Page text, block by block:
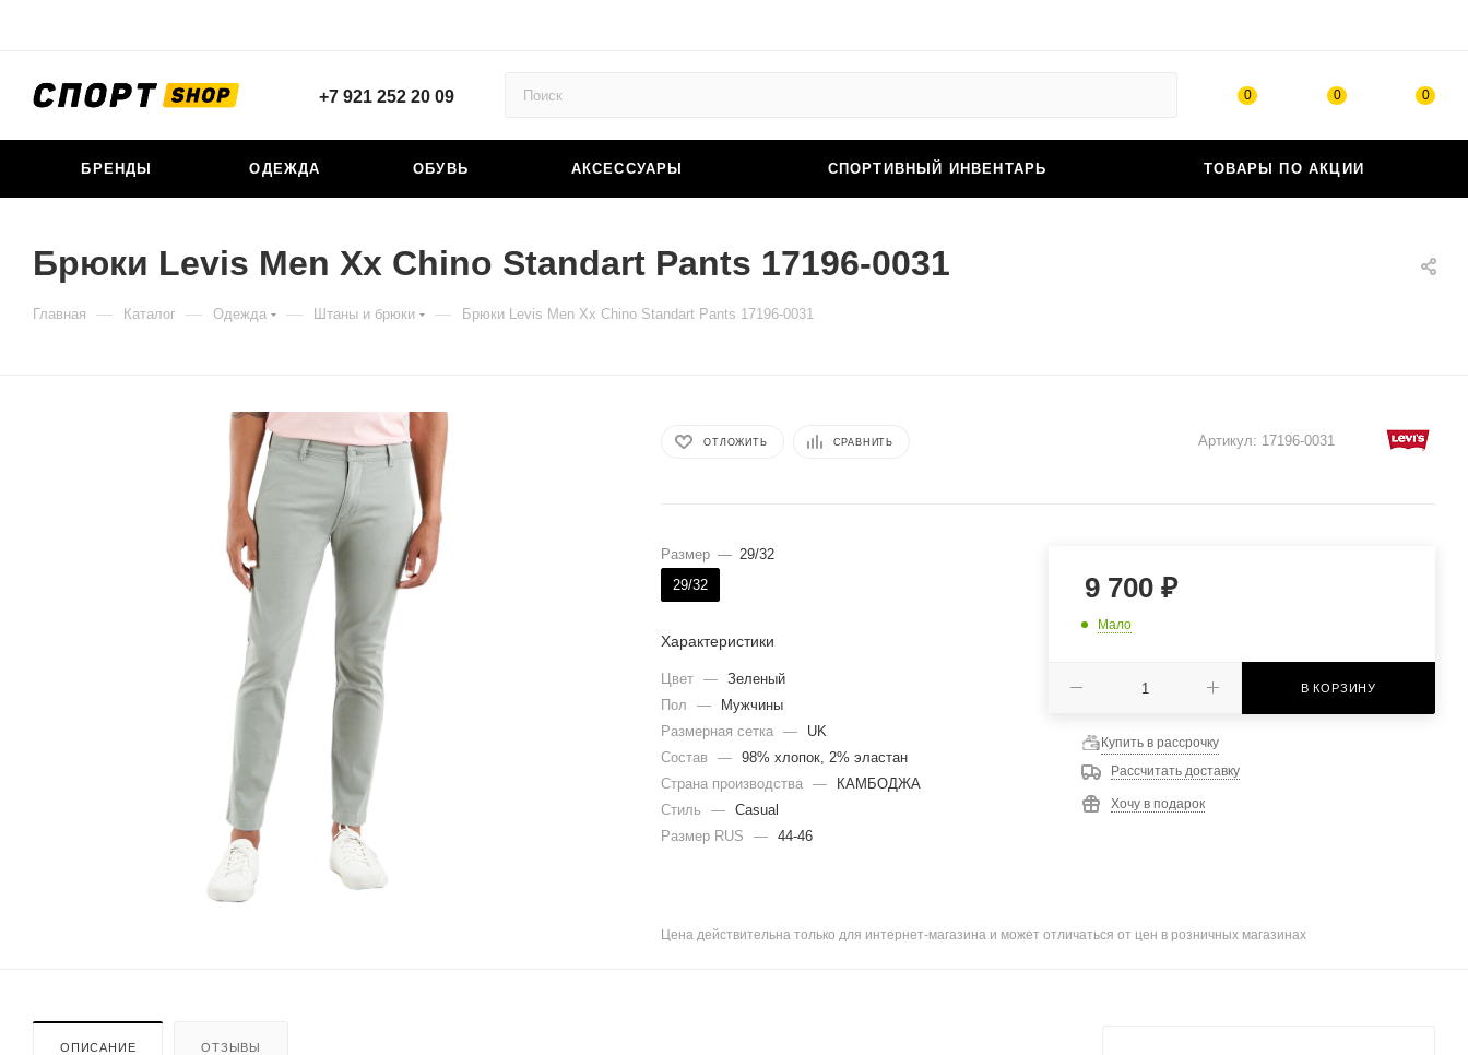
+7 921 252 20 09 0 0 0
БРЕНДЫ ОДЕЖДА ОБУВЬ АКСЕССУАРЫ СПОРТИВНЫЙ ИНВЕНТАРЬ ТОВАРЫ ПО АКЦИИ
Брюки Levis Men Xx Chino Standart Pants 17196-0031
Главная — Каталог — Одежда — Штаны и брюки — Брюки Levis Men Xx Chino Standart Pants 17196-0031
ОТЛОЖИТЬ СРАВНИТЬ Артикул: 17196-0031
Размер — 29/32
29/32
Характеристики
Цвет —
Зеленый
Пол
—
Мужчины
Размерная сетка
—
UK
Состав
—
98% хлопок, 2% эластан
Страна производства
—
КАМБОДЖА
Стиль
—
Casual
Размер RUS
— 44-46
9 700₽
Мало
В КОРЗИНУ
Купить в рассрочку
Рассчитать доставку
Хочу в подарок
Цена действительна только для интернет-магазина и может отличаться от цен в розничных магазинах
ОПИСАНИЕ ОТЗЫВЫ